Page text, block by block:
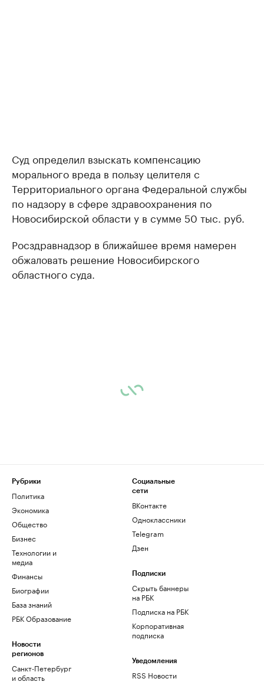
Суд определил взыскать компенсацию
морального вреда в пользу целителя с
Территориального органа Федеральной службы
по надзору в сфере здравоохранения по
Новосибирской области у в сумме 50 тыс. руб.
Росздравнадзор в ближайшее время намерен
обжаловать решение Новосибирского
областного суда.
Рубрики
Политика
Экономика
Общество
Бизнес
Технологии и
медиа
Финансы
Биографии
База знаний
РБК Образование
Новости
регионов
Санкт-Петербург
и область
Социальные
сети
ВКонтакте
Одноклассники
Telegram
Дзен
Подписки
Скрыть баннеры
на РБК
Подписка на РБК
Корпоративная
подписка
Уведомления
RSS Новости